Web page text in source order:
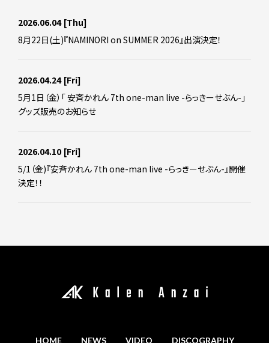
2026.06.04 [Thu]
8月22日(土)『NAMINORI on SUMMER 2026』出演決定！
2026.04.24 [Fri]
5月1日（金）「 安斉かれん 7th one-man live -らっきーせぶん-」
グッズ販売のお知らせ
2026.04.10 [Fri]
5/1（金)『安斉かれん 7th one-man live -らっきーせぶん-』開催
決定！！
HOME NEWS VIDEO DISCOGRAPHY